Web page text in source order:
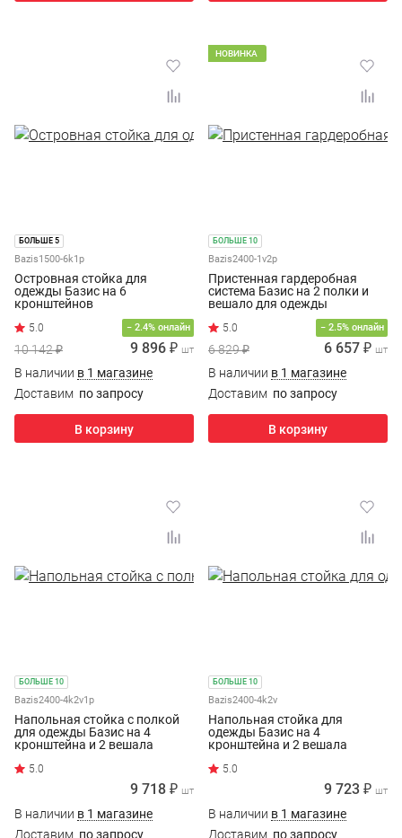
БОЛЬШЕ 5
Bazis1500-6k1p
Островная стойка для
одежды Базис на 6
кронштейнов
− 2.4% онлайн
10 142 ₽ 9 896 ₽ шт
В наличии в 1 магазине
Доставим по запросу
В корзину
НОВИНКА
БОЛЬШЕ 10
Bazis2400-1v2p
Пристенная гардеробная
система Базис на 2 полки и
вешало для одежды
− 2.5% онлайн
6 829 ₽ 6 657 ₽ шт
В наличии в 1 магазине
Доставим по запросу
В корзину
БОЛЬШЕ 10
Bazis2400-4k2v1p
Напольная стойка с полкой
для одежды Базис на 4
кронштейна и 2 вешала
9 718 ₽ шт
В наличии в 1 магазине
Доставим по запросу
БОЛЬШЕ 10
Bazis2400-4k2v
Напольная стойка для
одежды Базис на 4
кронштейна и 2 вешала
5.0
9 723 ₽ шт
В наличии в 1 магазине
Доставим по запросу